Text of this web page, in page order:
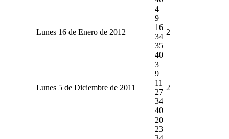
Lunes 16 de Enero de 2012
4
9
16
34
35
40
2
Lunes 5 de Diciembre de 2011
3
9
11
27
34
40
2
20
23